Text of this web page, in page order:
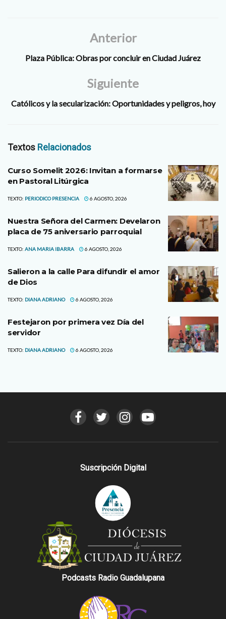
Anterior
Plaza Pública: Obras por concluir en Ciudad Juárez
Siguiente
Católicos y la secularización: Oportunidades y peligros, hoy
Textos Relacionados
Curso Somelit 2026: Invitan a formarse
en Pastoral Litúrgica
TEXTO: PERIODICO PRESENCIA 6 AGOSTO, 2026
Nuestra Señora del Carmen: Develaron
placa de 75 aniversario parroquial
TEXTO: ANA MARIA IBARRA 6 AGOSTO, 2026
Salieron a la calle Para difundir el amor
de Dios
TEXTO: DIANA ADRIANO 6 AGOSTO, 2026
Festejaron por primera vez Día del
servidor
TEXTO: DIANA ADRIANO 6 AGOSTO, 2026
Suscripción Digital
Podcasts Radio Guadalupana